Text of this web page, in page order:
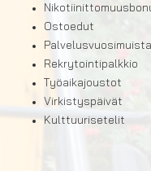
Ostoedut
Rekrytointipalkkio
Työaikajoustot
Virkistyspäivät
Kulttuurisetelit